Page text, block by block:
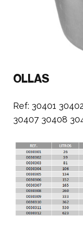
OLLAS
Ref: 30401
30407 30408